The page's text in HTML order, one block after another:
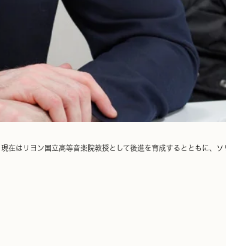
はリヨン国立高等音楽院教授として後進を育成するとともに、